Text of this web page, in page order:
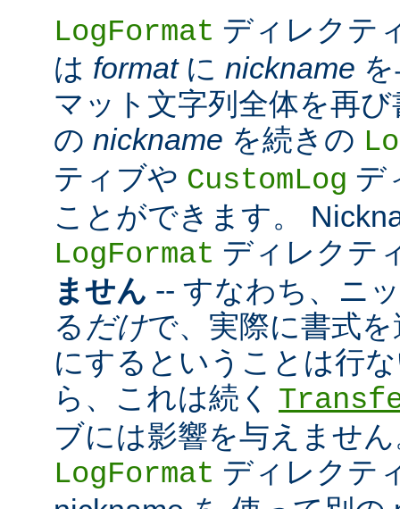
LogFormat ディレクテ
は formatに nickname
マット文字列全体を再
の nickname を続きの
ティブや CustomLog デ
ことができます。
LogFormat ディレクテ
ません -- すなわち、ニ
る だけで、実際に書式
にするということは行
ら、これは続く
ブには影響を与えませ
LogFormat ディレクテ